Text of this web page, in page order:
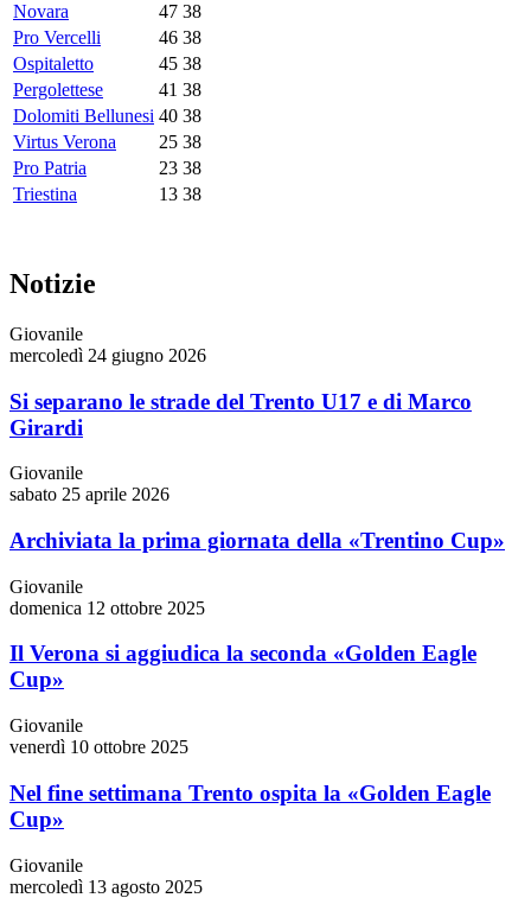
Novara
47 38
Pro Vercelli
46 38
Ospitaletto
45 38
Pergolettese
41 38
Dolomiti Bellunesi 40 38
Virtus Verona
25 38
Pro Patria
23 38
Triestina
13 38
Notizie
Giovanile
mercoledì 24 giugno 2026
Si separano le strade del Trento U17 e di Marco
Girardi
Giovanile
sabato 25 aprile 2026
Archiviata la prima giornata della «Trentino Cup»
Giovanile
domenica 12 ottobre 2025
Il Verona si aggiudica la seconda «Golden Eagle
Cup»
Giovanile
venerdì 10 ottobre 2025
Nel fine settimana Trento ospita la «Golden Eagle
Cup»
Giovanile
mercoledì 13 agosto 2025